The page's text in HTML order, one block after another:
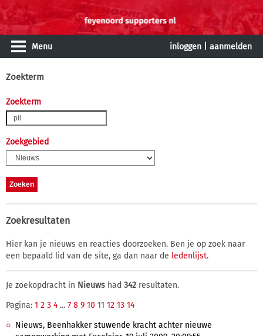
Menu inloggen aanmelden
Zoekterm
Zoekterm
Zoekgebied
Zoekresultaten
Hier kan je nieuws en reacties doorzoeken. Ben je op zoek naar
een bepaald lid van de site, ga dan naar de ledenlijst.
Je zoekopdracht in Nieuws had 342 resultaten.
Pagina: 1 2 3 4 ... 7 8 9 10 11 12 13 14
Nieuws, Beenhakker stuwende kracht achter nieuwe